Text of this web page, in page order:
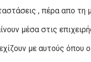
, πέρα απο τη
μέσα στις
με αυτούς όπου